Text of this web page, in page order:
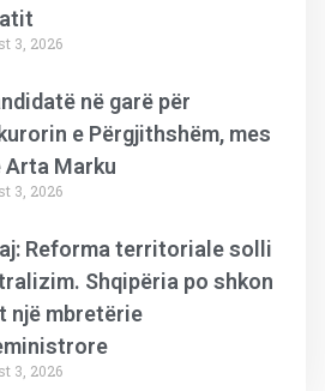
3, 2026
në garë për
e Përgjithshëm, mes
Arta Marku
3, 2026
Reforma territoriale solli
Shqipëria po shkon
një mbretërie
3, 2026